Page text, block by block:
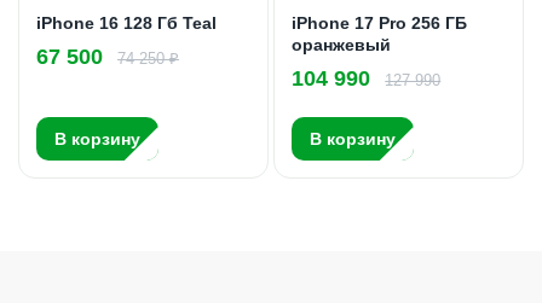
iPhone 16 128 Гб Teal
67 500 74 250 ₽
В корзину
iPhone 17 Pro 256 ГБ
оранжевый
104 990 127 990
В корзину